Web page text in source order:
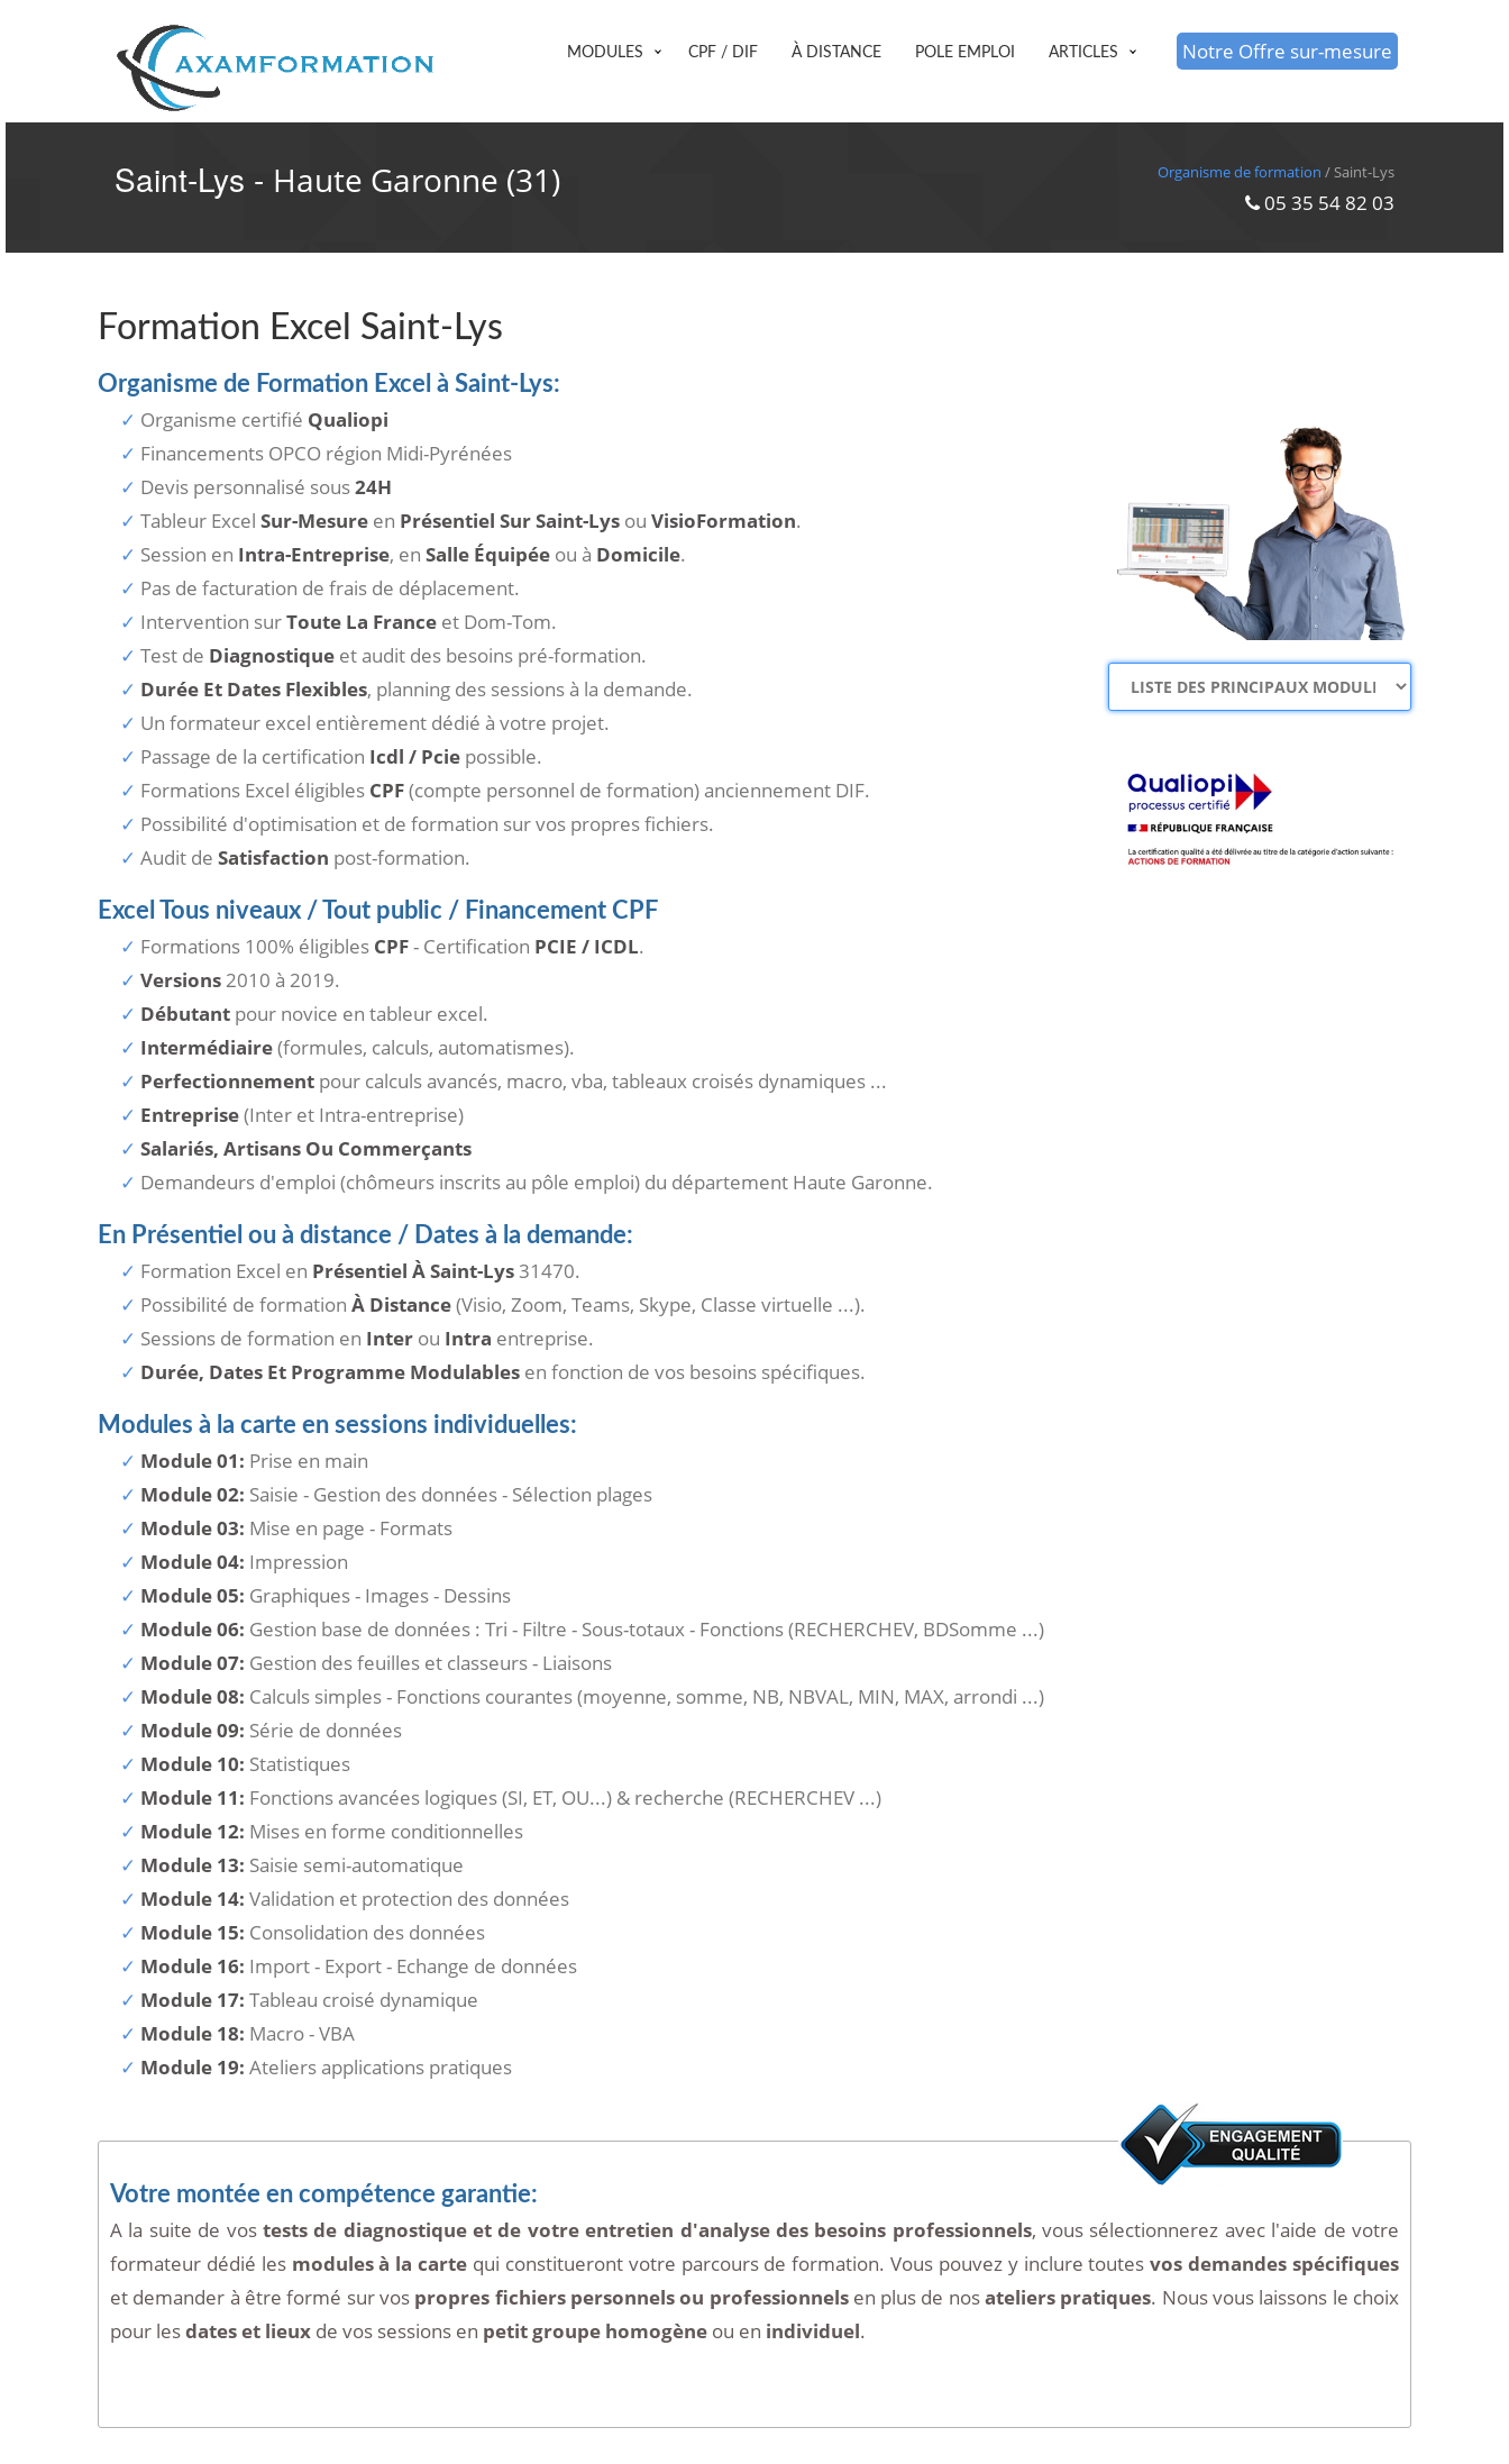
Notre Offre sur-mesure
MODULES CPF / DIF À DISTANCE POLE EMPLOI ARTICLES
Saint-Lys - Haute Garonne (31) Organisme de formation / Saint-Lys
05 35 54 82 03
Formation Excel Saint-Lys
Organisme de Formation Excel à Saint-Lys:
Organisme certifié Qualiopi
Financements OPCO région Midi-Pyrénées
Devis personnalisé sous24H
Tableur Excel Sur-Mesure en Présentiel Sur Saint-Lys ou VisioFormation.
Session en Intra-Entreprise, en Salle Équipée ou à Domicile.
Pas de facturation de frais de déplacement.
Intervention surToute La France et Dom-Tom.
Test de Diagnostique et audit des besoins pré-formation.
Durée Et Dates Flexibles, planning des sessions à la demande.
Un formateur excel entièrement dédié à votre projet.
Passage de la certification Icdl / Pcie possible.
Formations Excel éligibles CPF(compte personnel de formation) anciennement DIF.
Possibilité d'optimisation et de formation sur vos propres fichiers.
Audit de Satisfaction post-formation.
Excel Tous niveaux / Tout public / Financement CPF
Formations 100% éligibles CPF- Certification PCIE / ICDL.
Versions2010 à 2019.
Débutant pour novice en tableur excel.
Intermédiaire(formules, calculs, automatismes).
Perfectionnement pour calculs avancés, macro, vba, tableaux croisés dynamiques ...
Entreprise(Inter et Intra-entreprise)
Salariés, Artisans Ou Commerçants
Demandeurs d'emploi (chômeurs inscrits au pôle emploi) du département Haute Garonne.
En Présentiel ou à distance / Dates à la demande:
Formation Excel en Présentiel À Saint-Lys31470.
Possibilité de formation À Distance(Visio, Zoom, Teams, Skype, Classe virtuelle ...).
Sessions de formation en Inter ou Intra entreprise.
Durée, Dates Et Programme Modulables en fonction de vos besoins spécifiques.
Modules à la carte en sessions individuelles:
Module 01: Prise en main
Module 02: Saisie - Gestion des données - Sélection plages
Module 03: Mise en page - Formats
Module 04: Impression
Module 05: Graphiques - Images - Dessins
Module 06: Gestion base de données : Tri - Filtre - Sous-totaux - Fonctions (RECHERCHEV, BDSomme ...)
Module 07: Gestion des feuilles et classeurs - Liaisons
Module 08: Calculs simples - Fonctions courantes (moyenne, somme, NB, NBVAL, MIN, MAX, arrondi ...)
Module 09: Série de données
Module 10: Statistiques
Module 11: Fonctions avancées logiques (SI, ET, OU...) & recherche (RECHERCHEV ...)
Module 12: Mises en forme conditionnelles
Module 13: Saisie semi-automatique
Module 14: Validation et protection des données
Module 15: Consolidation des données
Module 16: Import - Export - Echange de données
Module 17: Tableau croisé dynamique
Module 18: Macro - VBA
Module 19: Ateliers applications pratiques
Votre montée en compétence garantie:
A la suite de vos tests de diagnostique et de votre entretien d'analyse des besoins professionnels, vous sélectionnerez avec l'aide de votre
formateur dédié les modules à la carte qui constitueront votre parcours de formation. Vous pouvez y inclure toutesvos demandes spécifiques
et demander à être formé sur vos propres fichiers personnels ou professionnelsen plus de nosateliers pratiques. Nous vous laissons le choix
pour lesdates et lieux de vos sessions en petit groupe homogène ou en individuel.